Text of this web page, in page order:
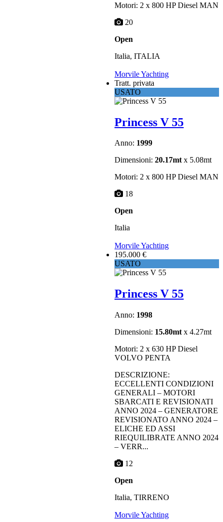
Motori: 2 x 800 HP Diesel MAN
20
Open
Italia, ITALIA
Morvile Yachting
Tratt. privata
USATO
Princess V 55
Anno: 1999
Dimensioni: 20.17mtx 5.08mt
Motori: 2 x 800 HP Diesel MAN
18
Open
Italia
Morvile Yachting
195.000 €
USATO
Princess V 55
Anno: 1998
Dimensioni: 15.80mt x 4.27mt
Motori: 2 x 630 HP Diesel
VOLVO PENTA
DESCRIZIONE:
ECCELLENTI CONDIZIONI
GENERALI – MOTORI
SBARCATI E REVISIONATI
ANNO 2024 – GENERATORE
REVISIONATO ANNO 2024 –
ELICHE ED ASSI
RIEQUILIBRATE ANNO 2024
– VERR...
12
Open
Italia, TIRRENO
Morvile Yachting